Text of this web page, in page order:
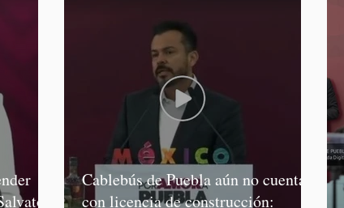
Cablebús de Puebla aún no cuenta
con licencia de construcción: